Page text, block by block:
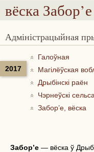
вёска Забор’е
Адміністрацыйная
2017
Галоўная
Магілёўская
Дрыбінскі раён
Чэрнеўскі
Забор’е, вёска
Забор’е — вёска ў